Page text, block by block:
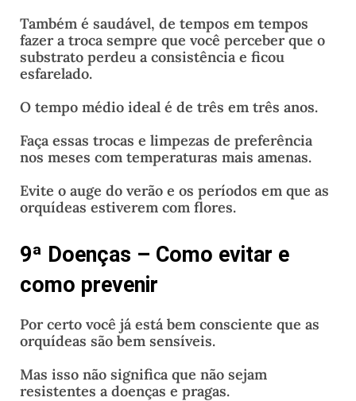
Também é saudável, de tempos em tempos
fazer a troca sempre que você perceber que o
substrato perdeu a consistência e ficou
esfarelado.
O tempo médio ideal é de três em três anos.
Faça essas trocas e limpezas de preferência
nos meses com temperaturas mais amenas.
Evite o auge do verão e os períodos em que as
orquídeas estiverem com flores.
9ª Doenças – Como evitar e
como prevenir
Por certo você já está bem consciente que as
orquídeas são bem sensíveis.
Mas isso não significa que não sejam
resistentes a doenças e pragas.